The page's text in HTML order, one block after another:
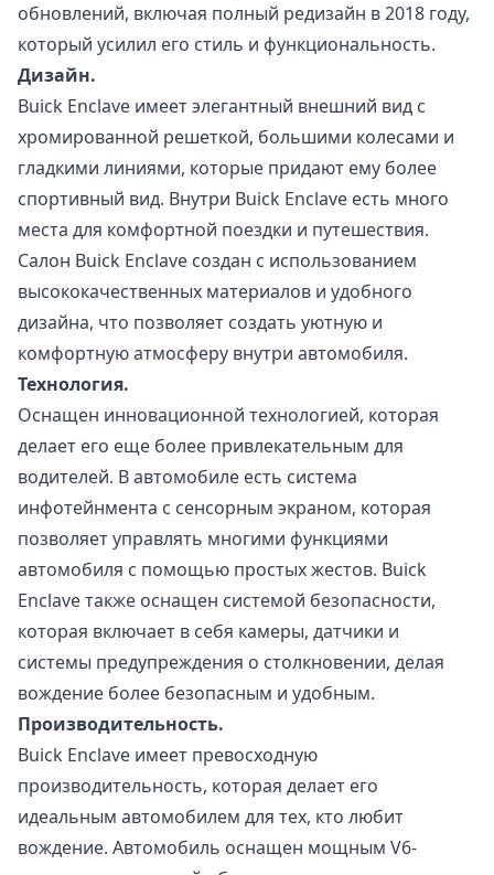
обновлений, включая полный редизайн в 2018 году,
который усилил его стиль и функциональность.
Дизайн.
Buick Enclave имеет элегантный внешний вид с
хромированной решеткой, большими колесами и
гладкими линиями, которые придают ему более
спортивный вид. Внутри Buick Enclave есть много
места для комфортной поездки и путешествия.
Салон Buick Enclave создан с использованием
высококачественных материалов и удобного
дизайна, что позволяет создать уютную и
комфортную атмосферу внутри автомобиля.
Технология.
Оснащен инновационной технологией, которая
делает его еще более привлекательным для
водителей. В автомобиле есть система
инфотейнмента с сенсорным экраном, которая
позволяет управлять многими функциями
автомобиля с помощью простых жестов. Buick
Enclave также оснащен системой безопасности,
которая включает в себя камеры, датчики и
системы предупреждения о столкновении, делая
вождение более безопасным и удобным.
Производительность.
Buick Enclave имеет превосходную
производительность, которая делает его
идеальным автомобилем для тех, кто любит
вождение. Автомобиль оснащен мощным V6-